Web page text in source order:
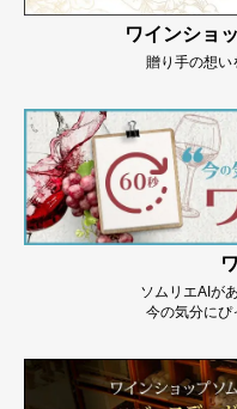
ワインショ
贈り手の想い
ソムリエAIが
今の気分にぴ